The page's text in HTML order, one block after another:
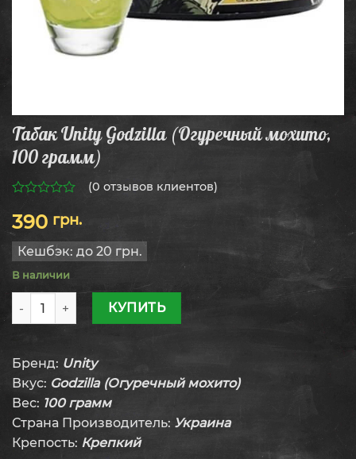
Табак Unity Godzilla (Огуречный мохито,
100 грамм)
из
5
(0 отзывов клиентов)
390 грн.
Кешбэк: до 20 грн.
В наличии
Количество товара Табак Unity Godzilla (Огуречный
КУПИТЬ
Бренд: Unity
Вкус: Godzilla (Огуречный мохито)
Вес: 100 грамм
Страна Производитель: Украина
Крепость: Крепкий